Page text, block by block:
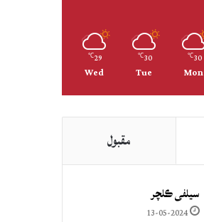
30
℃
Mon
30
℃
Tue
29
℃
Wed
مقبول
سيلفي ڪلچر
13-05-2024